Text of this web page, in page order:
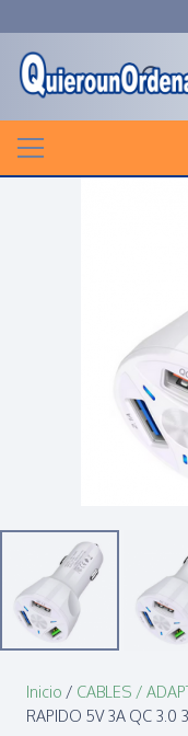
Inicio / CABLES /
RAPIDO 5V 3A QC 3.0